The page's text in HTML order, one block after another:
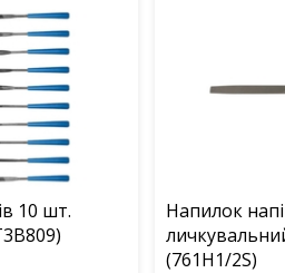
10 шт.
(HT3B809)
Напилок
(761H1/2S)